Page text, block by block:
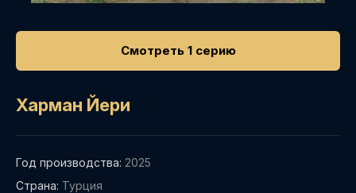
Смотреть 1 серию
Харман Йери
Год производства: 2025
Страна: Турция